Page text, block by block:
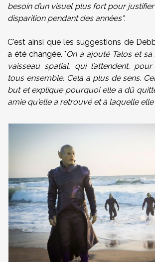
besoin d’un visuel plus fort pour
disparition pendant des années".
C'est ainsi que les suggestions de
a été changée. "On a ajouté Talos et
vaisseau spatial, qui l’attendent, pour
tous ensemble. Cela a plus de sens.
but et explique pourquoi elle a dû
amie qu'elle a retrouvé et à laquelle